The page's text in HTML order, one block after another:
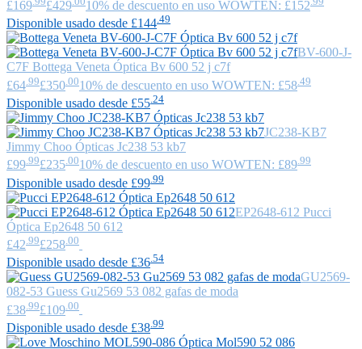
£169
£429 10% de descuento en uso WOWTEN: £152
Disponible usado desde £144.49
BV-600-J-
C7F Bottega Veneta Óptica Bv 600 52 j c7f
£64 .99£350 .0010% de descuento en uso WOWTEN: £58 .49
Disponible usado desde £55 .24
JC238-KB7
Jimmy Choo Ópticas Jc238 53 kb7
£99.99£235.0010% de descuento en uso WOWTEN: £89.99
Disponible usado desde £99 .99
EP2648-612 Pucci
Óptica Ep2648 50 612
£42 .99£258 .00
Disponible usado desde £36.54
GU2569-
082-53 Guess Gu2569 53 082 gafas de moda
£38 .99£109 .00
Disponible usado desde £38 .99